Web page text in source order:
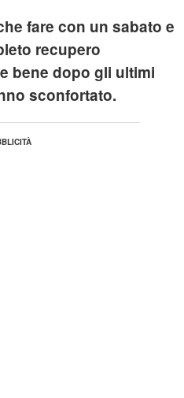
fare con un sabato e
recupero
bene dopo gli ultimi
sconfortato.